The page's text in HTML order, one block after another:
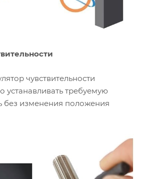
чувствительности
устанавливать требуемую
без изменения положения